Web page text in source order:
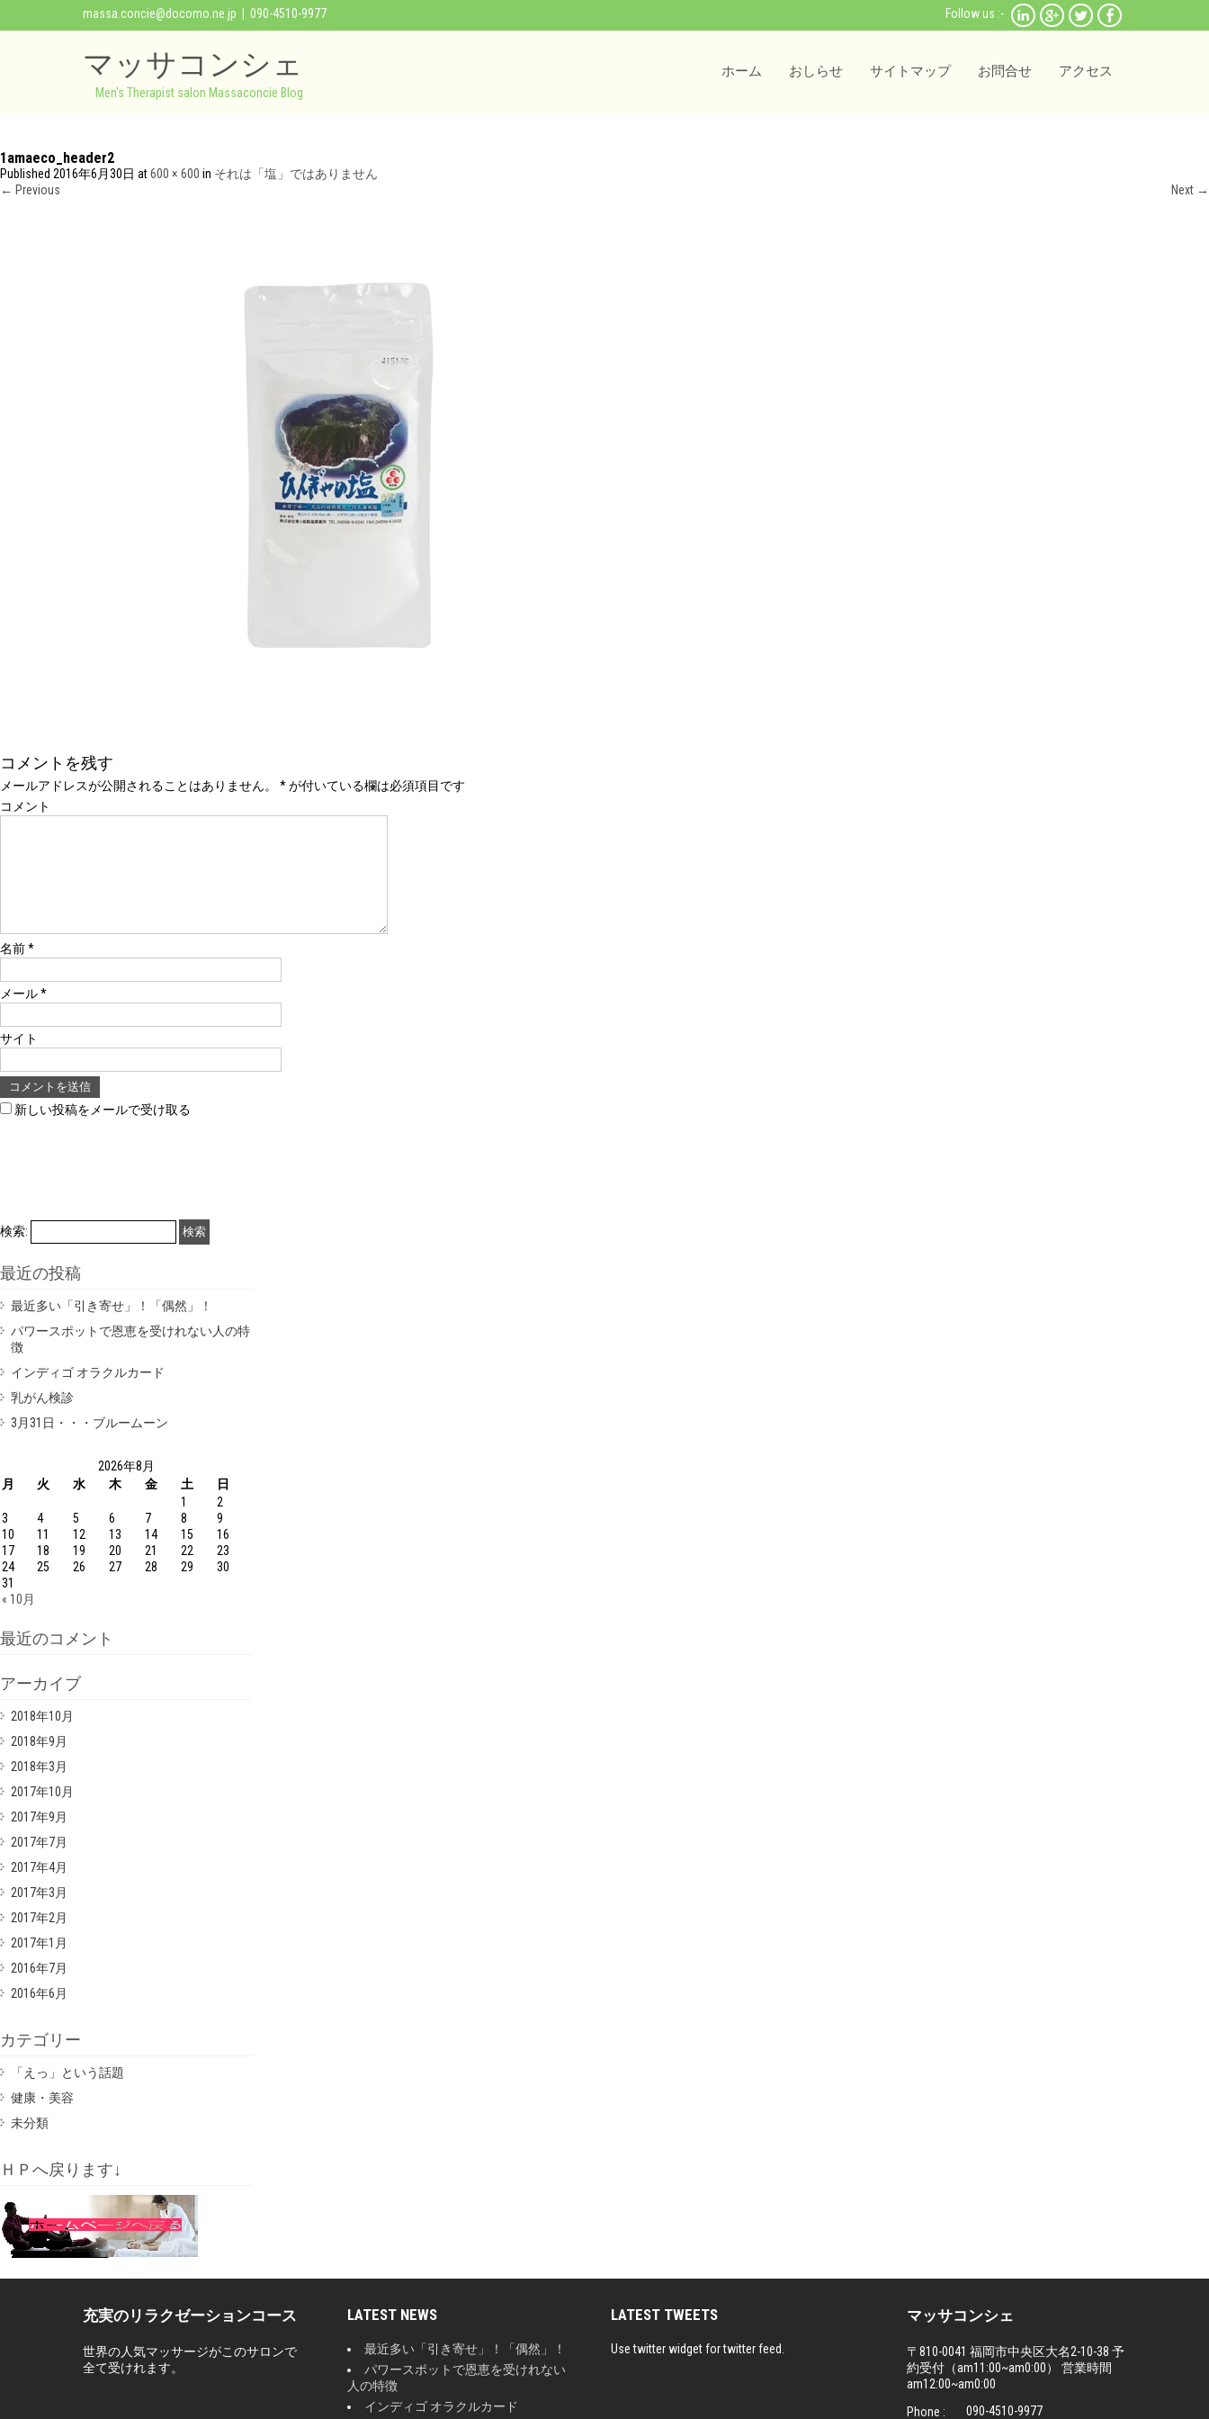
massa.concie@docomo.ne.jp | 090-4510-9977 Follow us :-
マッサコンシェ
Men's Therapist salon Massaconcie Blog
ホーム おしらせ サイトマップ お問合せ アクセス
1amaeco_header2
Published 2016年6月30日 at600 × 600 in それは「塩」ではありません
← Previous Next →
コメントを残す
メールアドレスが公開されることはありません。 *が付いている欄は必須項目です
コメント
名前*
メール*
サイト
新しい投稿をメールで受け取る
検索:
最近の投稿
最近多い「引き寄せ」！「偶然」！
パワースポットで恩恵を受けれない人の特
徴
インディゴ オラクルカード
乳がん検診
3月31日・・・ブルームーン
2026年8月
月
火 水 木 金 土 日
« 10月
1
2
3
4 5 6 7 8
9
10
11 12 13 14 15
16
17
18 19 20 21 22
23
24
25 26 27 28 29
30
31
最近のコメント
アーカイブ
2018年10月
2018年9月
2018年3月
2017年10月
2017年9月
2017年7月
2017年4月
2017年3月
2017年2月
2017年1月
2016年7月
2016年6月
カテゴリー
「えっ」という話題
健康・美容
未分類
ＨＰへ戻ります↓
充実のリラクゼーションコース
世界の人気マッサージがこのサロンで
全て受けれます。
LATEST NEWS
最近多い「引き寄せ」！「偶然」！
パワースポットで恩恵を受けれない
人の特徴
インディゴ オラクルカード
LATEST TWEETS
Use twitter widget for twitter feed.
マッサコンシェ
〒810-0041 福岡市中央区大名2-10-38 予
約受付（am11:00~am0:00） 営業時間
am12:00~am0:00
Phone :
090-4510-9977